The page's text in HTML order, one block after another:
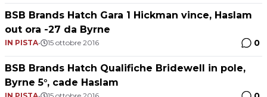
BSB Brands Hatch Gara 1 Hickman vince, Haslam
out ora -27 da Byrne
IN PISTA• 15 ottobre 2016 0
BSB Brands Hatch Qualifiche Bridewell in pole,
Byrne 5°, cade Haslam